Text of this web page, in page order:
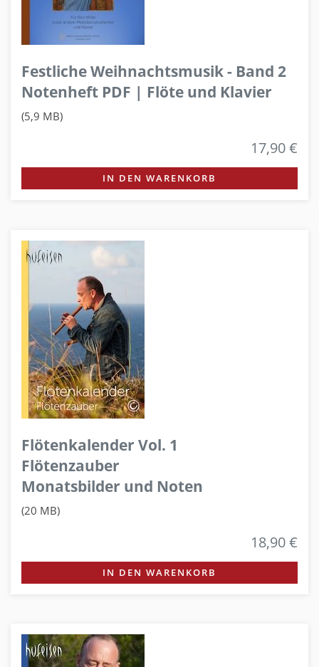
Festliche Weihnachtsmusik - Band 2
Notenheft PDF | Flöte und Klavier
(5,9 MB)
17,90 €
IN DEN WARENKORB
Flötenkalender Vol. 1
Flötenzauber
Monatsbilder und Noten
(20 MB)
18,90 €
IN DEN WARENKORB